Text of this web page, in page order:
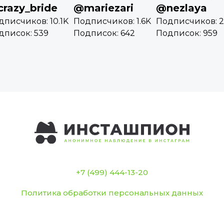
10.1K
539
@mariezari
Подписчиков: 1.6K
Подписок: 642
@nezlaya
Подписчиков:
Подписок: 959
+7 (499) 444-13-20
Политика обработки персональных данных